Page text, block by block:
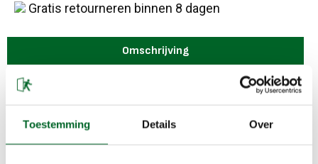
Toestemming Details Over
Gratis retourneren binnen 8 dagen
Omschrijving
GfS Exit Control 1125 met 5m. aansluitkabel, 95dB/1m alarm,
Eenvoudige montage loodrecht onder de paniekstang
Optische en akoestische barrière